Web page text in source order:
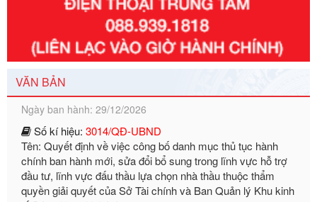
VĂN BẢN
Số kí hiệu:
351/2025/NĐ-CP
Tên: Nghị định số 351/2025/NĐ-CP của Chính phủ: Quy
định chuẩn nghèo đa chiều quốc gia giai đoạn 2026 - 2030
Ngày ban hành: 29/12/2026
Số kí hiệu:3014/QĐ-UBND
Tên: Quyết định về việc công bố danh mục thủ tục hành
chính ban hành mới, sửa đổi bổ sung trong lĩnh vực hỗ trợ
đầu tư, lĩnh vực đấu thầu lựa chọn nhà thầu thuộc thẩm
quyền giải quyết của Sở Tài chính và Ban Quản lý Khu kinh
tế Đông Nam Nghệ An
Ngày ban hành: 23/09/2026